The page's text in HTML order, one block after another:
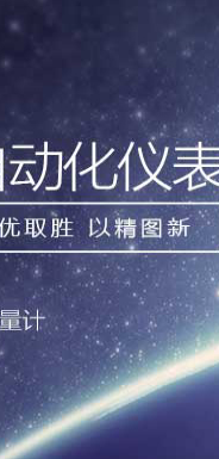
涡街流量计
蒸汽流量计
涡轮流量计
节流装置
浮子流量计
超声波系列
液位计系列
压力/温度/差压系列
热式气体质量流量计
旋进旋涡